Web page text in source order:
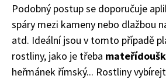
65 Kč
Objednat >
Naše krásná zahrada Speciál
Podobný postup se doporučuje
spáry mezi kameny nebo dlažbou
atd. Ideální jsou v tomto případě
rostliny, jako je třeba
heřmánek římský... Rostliny